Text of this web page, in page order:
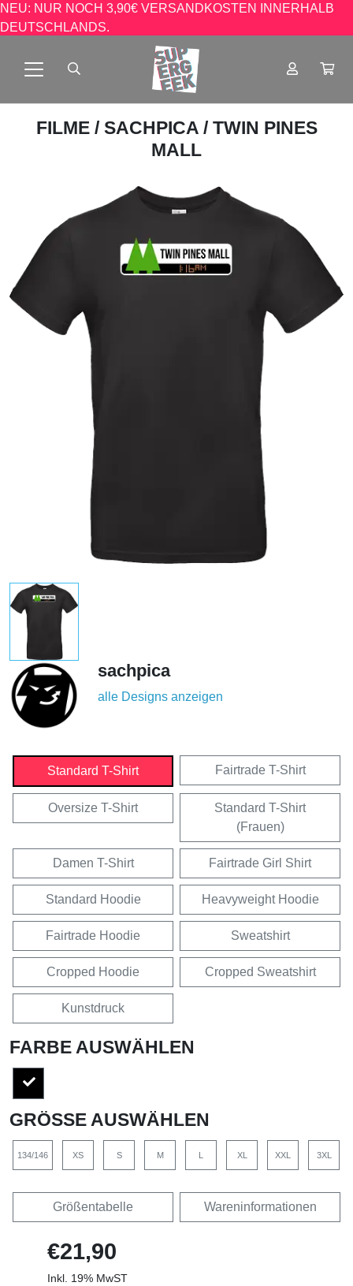
NEU: NUR NOCH 3,90€ VERSANDKOSTEN INNERHALB
DEUTSCHLANDS.
FILME / SACHPICA / TWIN PINES
MALL
sachpica
alle Designs anzeigen
Standard T-Shirt Fairtrade T-Shirt
Oversize T-Shirt
Standard T-Shirt
(Frauen)
Damen T-Shirt Fairtrade Girl Shirt
Standard Hoodie Heavyweight Hoodie
Fairtrade Hoodie Sweatshirt
Cropped Hoodie Cropped Sweatshirt
Kunstdruck
FARBE AUSWÄHLEN
GRÖSSE AUSWÄHLEN
134/146 XS S M L XL XXL 3XL
Größentabelle Wareninformationen
€21,90
Inkl. 19% MwST